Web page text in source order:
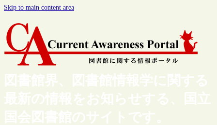
Skip to main content area
図書館界、図書館情報学に関する
最新の情報をお知らせする、国立
国会図書館のサイトです。